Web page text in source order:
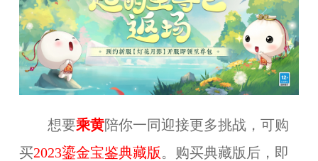
想要乘黄陪你一同迎接更多挑战，可购
买2023鎏金宝鉴典藏版。购买典藏版后，即